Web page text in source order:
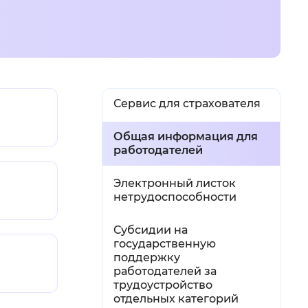
Закрыть
Сервис для страхователя
Общая информация для
работодателей
Электронный листок
нетрудоспособности
Субсидии на
государственную
поддержку
работодателей за
трудоустройство
отдельных категорий